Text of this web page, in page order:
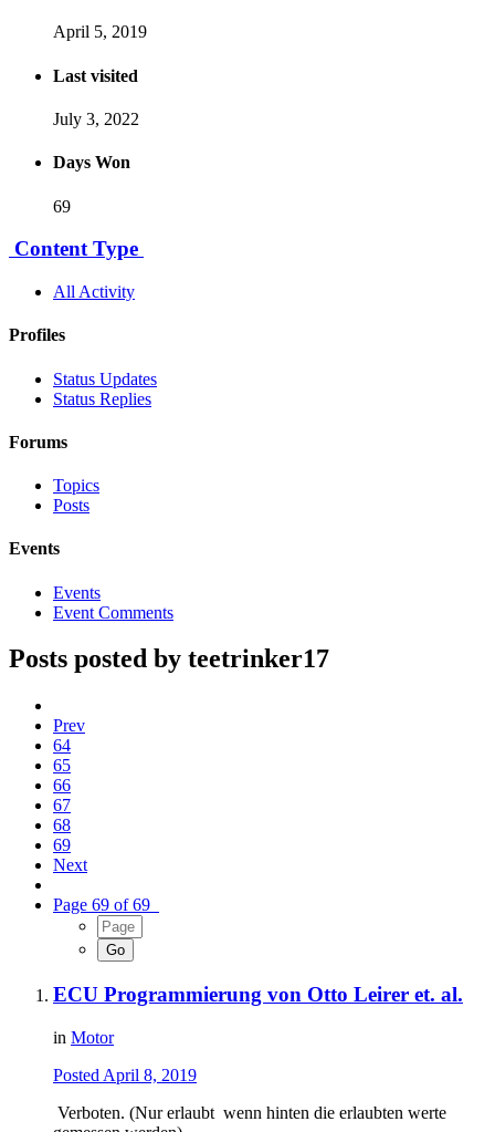
April 5, 2019
Last visited
July 3, 2022
Days Won
69
Content Type
All Activity
Profiles
Status Updates
Status Replies
Forums
Topics
Posts
Events
Events
Event Comments
Posts posted by teetrinker17
Prev
64
65
66
67
68
69
Next
Page 69 of 69
ECU Programmierung von Otto Leirer et. al.
in Motor
Posted April 8, 2019
Verboten. (Nur erlaubt wenn hinten die erlaubten werte